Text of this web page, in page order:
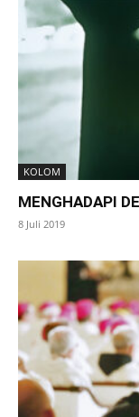
KOLOM
MENGHADAPI
8 Juli 2019